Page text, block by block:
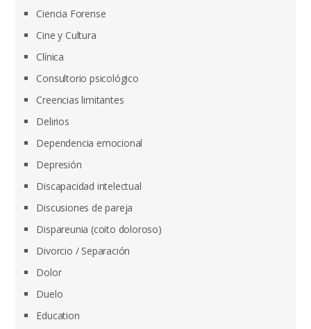
Ciencia Forense
Cine y Cultura
Clínica
Consultorio psicológico
Creencias limitantes
Delirios
Dependencia emocional
Depresión
Discapacidad intelectual
Discusiones de pareja
Dispareunia (coito doloroso)
Divorcio / Separación
Dolor
Duelo
Education